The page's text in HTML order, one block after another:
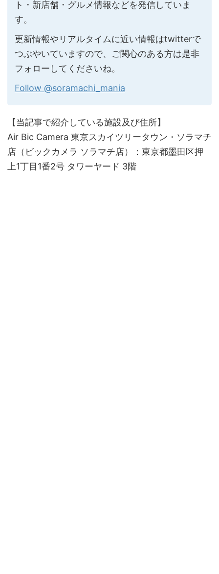
ト・新店舗・グルメ情報などを発信していま
す。
更新情報やリアルタイムに近い情報はtwitterで
つぶやいていますので、ご関心のある方は是非
フォローしてくださいね。
Follow @soramachi_mania
【当記事で紹介している施設及び住所】
Air Bic Camera 東京スカイツリータウン・ソラマチ
店（ビックカメラ ソラマチ店）：東京都墨田区押
上1丁目1番2号 タワーヤード 3階